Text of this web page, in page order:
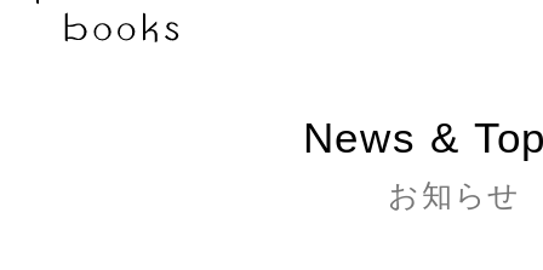
News &
お知らせ